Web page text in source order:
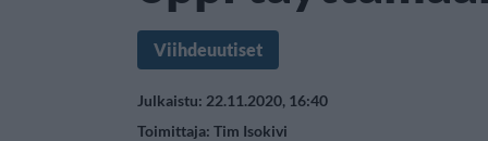
Viihdeuutiset
Julkaistu: 22.11.2020, 16:40
Toimittaja: Tim Isokivi